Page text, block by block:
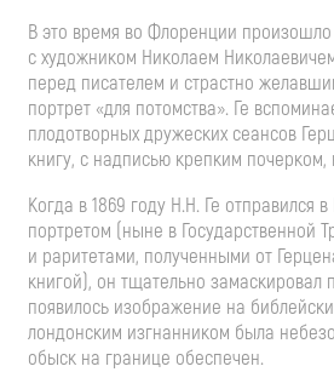
В это время во Флоренции произошло
с художником Николаем
перед писателем и страстно
портрет «для потомства». Ге
плодотворных дружеских сеансов
книгу, с надписью крепким
Когда в 1869 году Н.Н. Ге отправился
портретом (ныне в Государственной
и раритетами, полученными от
книгой), он тщательно замаскировал
появилось изображение на
лондонским изгнанником была
обыск на границе обеспечен.